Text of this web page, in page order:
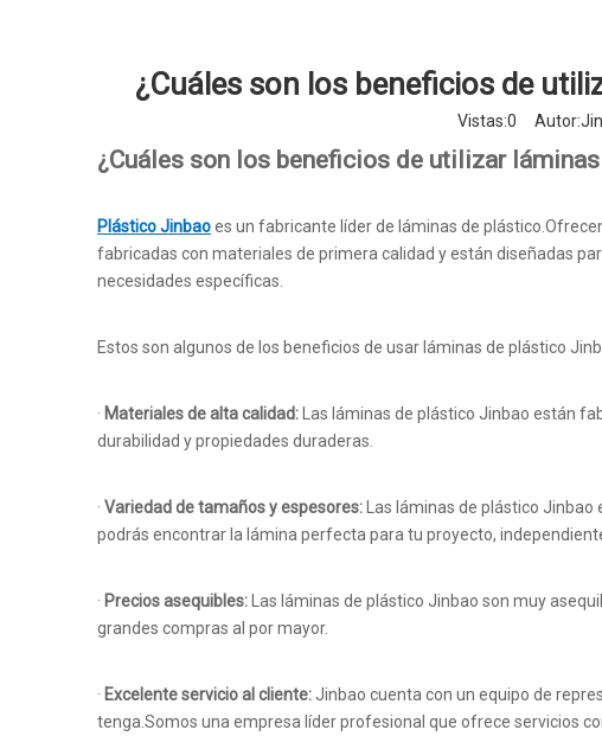
¿Cuáles son los beneficios de
Vistas:0
¿Cuáles son los beneficios de utilizar
Plástico Jinbaoes un fabricante líder de láminas de
fabricadas con materiales de primera calidad y están diseñadas
necesidades específicas.
Estos son algunos de los beneficios de usar láminas de plástico
· Materiales de alta calidad: Las láminas de plástico Jinbao están
durabilidad y propiedades duraderas.
· Variedad de tamaños y espesores: Las láminas de plástico
podrás encontrar la lámina perfecta para tu proyecto,
· Precios asequibles: Las láminas de plástico Jinbao son muy
grandes compras al por mayor.
· Excelente servicio al cliente:Jinbao cuenta con un equipo de
tenga.Somos una empresa líder profesional que ofrece servicios